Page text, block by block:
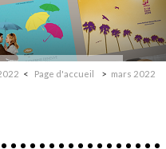
Page d'accueil mars 2022